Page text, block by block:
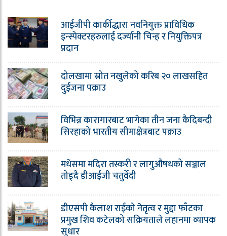
आईजीपी कार्कीद्धारा नवनियुक्त प्राविधिक
इन्स्पेक्टरहरुलाई दर्ज्यानी चिन्ह र नियुक्तिपत्र
प्रदान
दोलखामा स्रोत नखुलेको करिब २० लाखसहित
दुईजना पक्राउ
विभिन्न कारागारबाट भागेका तीन जना कैदिबन्दी
सिरहाको भारतीय सीमाक्षेत्रबाट पक्राउ
मधेसमा मदिरा तस्करी र लागुऔषधको सञ्जाल
तोड्दै डीआईजी चतुर्वेदी
डीएसपी कैलाश राईको नेतृत्व र मुद्दा फाँटका
प्रमुख शिव कटेलको सक्रियताले लहानमा व्यापक
सुधार